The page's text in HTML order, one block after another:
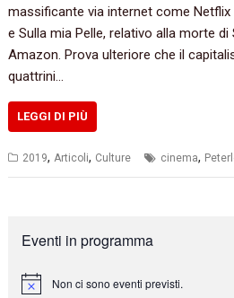
massificante via internet come
e Sulla mia Pelle, relativo alla morte
Amazon. Prova ulteriore che il
quattrini…
LEGGI DI PIÙ
2019,Articoli, Culture cinema,
Eventi in programma
N
Non ci sono eventi previsti.